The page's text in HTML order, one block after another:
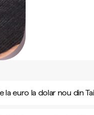
la euro la dolar nou din